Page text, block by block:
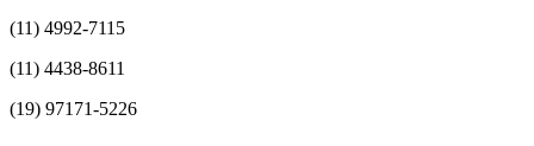
(11) 4992-7115
(11) 4438-8611
(19) 97171-5226